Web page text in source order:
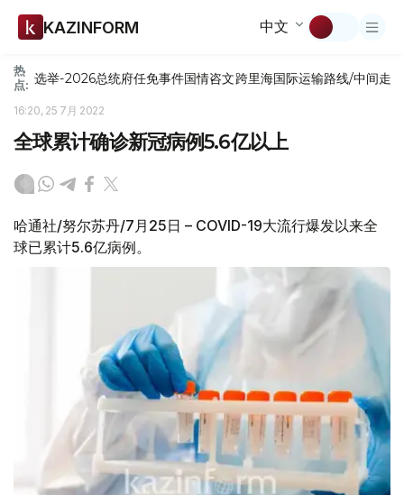
KAZINFORM 中文
热
点: 选举-2026总统府任免事件国情咨文跨里海国际运输路线/中间走廊
16:20, 25 7月 2022
全球累计确诊新冠病例5.6亿以上
哈通社/努尔苏丹/7月25日 – COVID-19大流行爆发以来全
球已累计5.6亿病例。